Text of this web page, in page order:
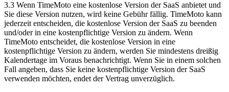
3.3 Wenn TimeMoto eine kostenlose Version der SaaS anbietet und
Sie diese Version nutzen, wird keine Gebühr fällig. TimeMoto kann
jederzeit entscheiden, die kostenlose Version der SaaS zu beenden
und/oder in eine kostenpflichtige Version zu ändern. Wenn
TimeMoto entscheidet, die kostenlose Version in eine
kostenpflichtige Version zu ändern, werden Sie mindestens dreißig
Kalendertage im Voraus benachrichtigt. Wenn Sie in einem solchen
Fall angeben, dass Sie keine kostenpflichtige Version der SaaS
verwenden möchten, endet der Vertrag unverzüglich.